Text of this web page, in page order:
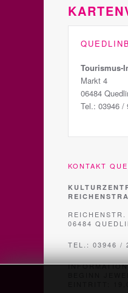
Tourismus-
Markt 4
06484
Tel.: 03946 /
KONTAKT
REICHENSTR.
06484
TEL.: 03946 /
BEGINN
EINTRITT: